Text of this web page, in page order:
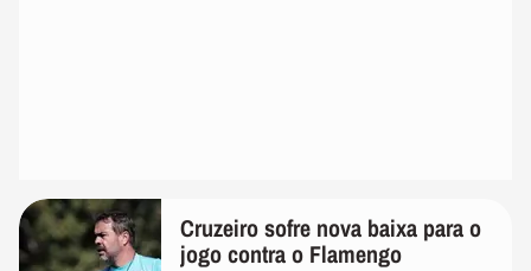
Cruzeiro sofre nova baixa para o
jogo contra o Flamengo